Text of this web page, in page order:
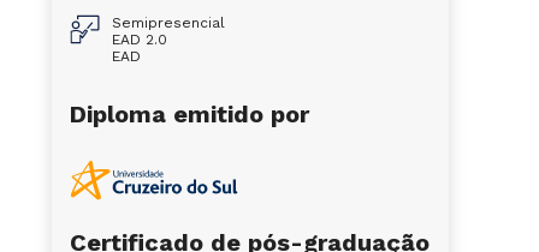
Semipresencial
EAD 2.0
EAD
Diploma emitido por
Certificado de pós-graduação